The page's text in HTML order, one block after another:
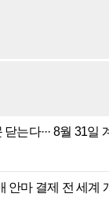
는다··· 8월 31일
안마 결제 전 세계